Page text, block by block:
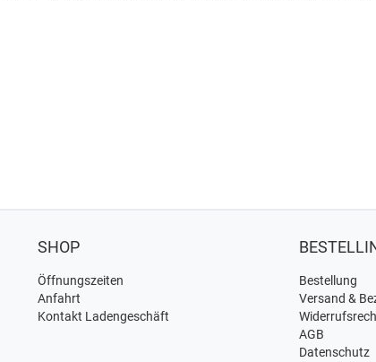
SHOP
Öffnungszeiten
Anfahrt
Kontakt Ladengeschäft
Bestellung
Versand &
AGB
Datenschutz